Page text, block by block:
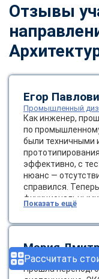
Рассчитать
Отзывы
Егор
Промышленный
Как инженер,
по
были техничными
эффективно, с
нюанс —
справился.
образование!
онлайн-проекты.
Показать ещё
Мария
Ландшафтный
Прошла